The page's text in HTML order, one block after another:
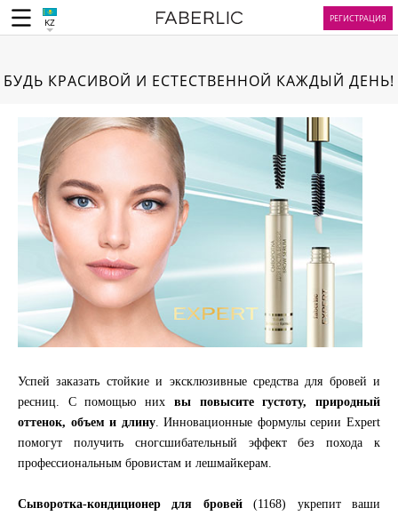
KZ РЕГИСТРАЦИЯ
БУДЬ КРАСИВОЙ И ЕСТЕСТВЕННОЙ КАЖДЫЙ ДЕНЬ!
Успей заказать стойкие и эксклюзивные средства для бровей и
ресниц. С помощью них вы повысите густоту, природный
оттенок, объем и длину. Инновационные формулы серии Expert
помогут получить сногсшибательный эффект без похода к
профессиональным бровистам и лешмайкерам.
Сыворотка-кондиционер для бровей(1168) укрепит ваши